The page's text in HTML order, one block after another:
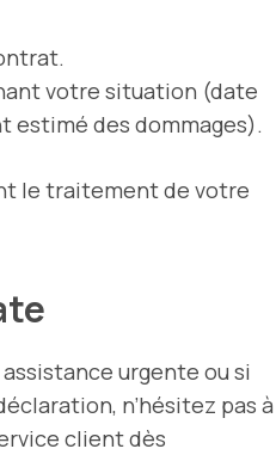
votre situation (date
estimé des dommages).
le traitement de votre
assistance urgente ou si
n’hésitez pas à
client dès